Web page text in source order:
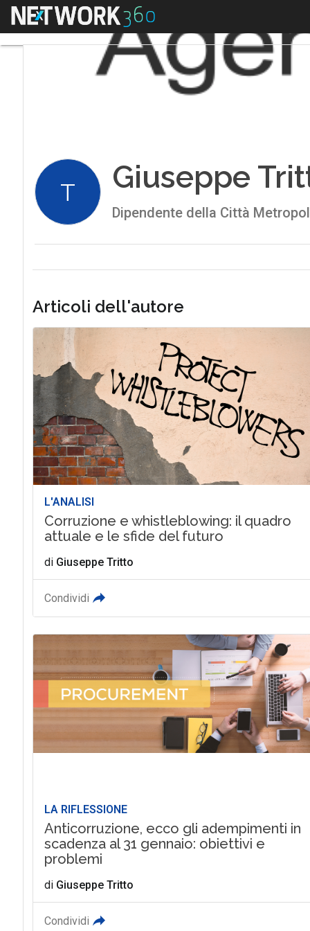
Menu
T Giuseppe
Dipendente della Città
Articoli dell'autore
L'ANALISI
Corruzione e whistleblowing: il quadro
attuale e le sfide del futuro
di Giuseppe Tritto
Condividi
LA RIFLESSIONE
Anticorruzione, ecco gli adempimenti in
scadenza al 31 gennaio: obiettivi e
problemi
di Giuseppe Tritto
Condividi